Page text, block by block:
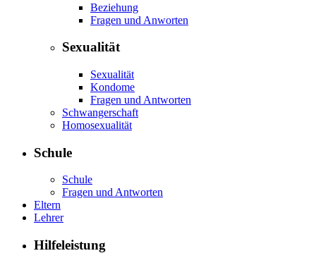
Beziehung
Fragen und Anworten
Sexualität
Sexualität
Kondome
Fragen und Antworten
Schwangerschaft
Homosexualität
Schule
Schule
Fragen und Antworten
Eltern
Lehrer
Hilfeleistung